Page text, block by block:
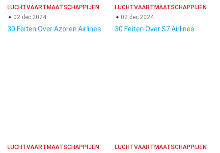
LUCHTVAARTMAATSCHAPPIJEN
02 dec 2024
30 Feiten Over Azoren Airlines
LUCHTVAARTMAATSCHAPPIJEN
02 dec 2024
30 Feiten Over S7 Airlines
LUCHTVAARTMAATSCHAPPIJEN
LUCHTVAARTMAATSCHAPPIJEN